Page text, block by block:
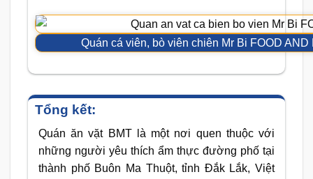
Quán cá viên, bò viên chiên Mr Bi FOOD
Tổng kết:
Quán ăn vặt BMT là một nơi quen thuộc với
những người yêu thích ẩm thực đường phố tại
thành phố Buôn Ma Thuột, tỉnh Đắk Lắk, Việt